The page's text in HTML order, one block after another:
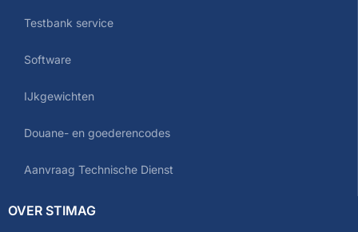
Testbank service
Software
IJkgewichten
Douane- en goederencodes
Aanvraag Technische Dienst
OVER STIMAG